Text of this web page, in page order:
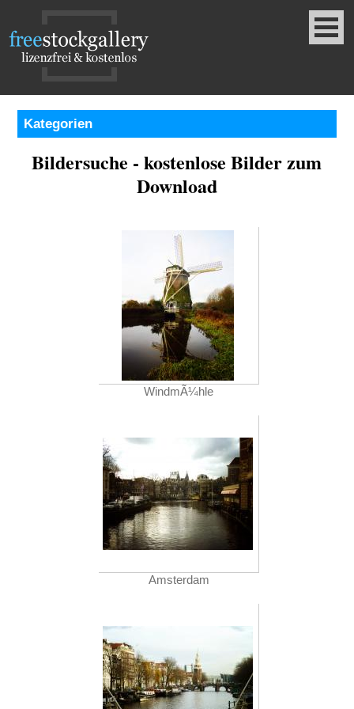
Kategorien
Bildersuche - kostenlose Bilder zum
Download
WindmÃ¼hle
Amsterdam